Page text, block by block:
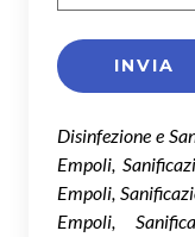
Disinfezione e
Empoli,
Empoli,
Empoli,